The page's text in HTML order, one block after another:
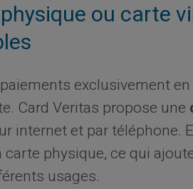
ou carte
exclusivement
Card Veritas propose une
internet et par téléphone.
carte physique, ce qui
usages.